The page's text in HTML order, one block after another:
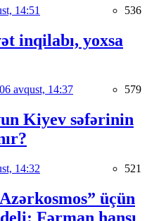
14:51 536
inqilabı, yoxsa
06 avqust, 14:37 579
Kiyev səfərinin
14:32 521
üçün
Fərman hansı